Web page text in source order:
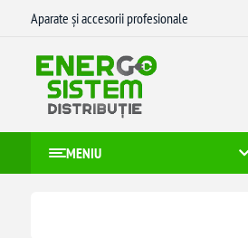
Aparate și accesorii profesionale
MENIU